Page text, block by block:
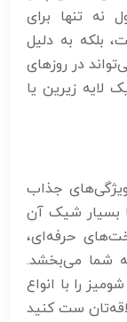
نه تنها برای
بلکه به دلیل
در روزهای
لایه زیرین یا
جذاب
بسیار شیک آن
حرفه‌ای،
شما می‌بخشد.
را با انواع
ست کنید